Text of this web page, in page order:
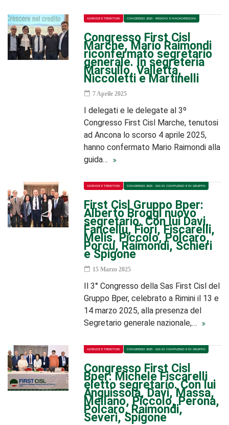
AZIENDE E TERRITORI CONGRESSO 2025 - REGIONI E MACROREGIONI
Congresso First Cisl
Marche, Mario Raimondi
riconfermato segretario
generale. In segreteria
Marsullo, Valletta,
Niccoletti e Martinelli
7 Aprile 2025
I delegati e le delegate al 3º
Congresso First Cisl Marche, tenutosi
ad Ancona lo scorso 4 aprile 2025,
hanno confermato Mario Raimondi alla
guida…
AZIENDE E TERRITORI CONGRESSO 2025 - SAS DI COMPLESSO E DI GRUPPO
First Cisl Gruppo Bper:
Alberto Broggi nuovo
segretario. Con lui Davi,
Fancellu, Fiori, Fiscarelli,
Melis, Piccolo, Polcaro,
Porcu, Raimondi, Schieri
e Spigone
15 Marzo 2025
Il 3° Congresso della Sas First Cisl del
Gruppo Bper, celebrato a Rimini il 13 e
14 marzo 2025, alla presenza del
Segretario generale nazionale,…
AZIENDE E TERRITORI CONGRESSO 2025 - SAS DI COMPLESSO E DI GRUPPO
Congresso First Cisl
Bper: Michele Fiscarelli
eletto segretario. Con lui
Anguissola, Davi, Massa,
Mellano, Piccolo, Perona,
Polcaro, Raimondi,
Severi, Spigone